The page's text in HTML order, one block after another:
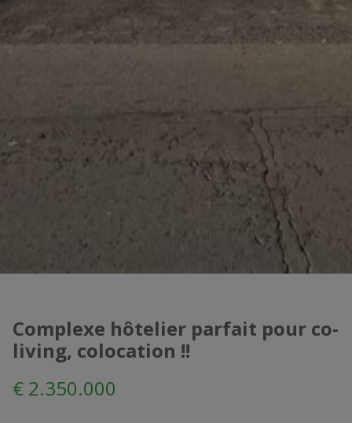
Complexe hôtelier parfait pour co-
living, colocation !!
€ 2.350.000